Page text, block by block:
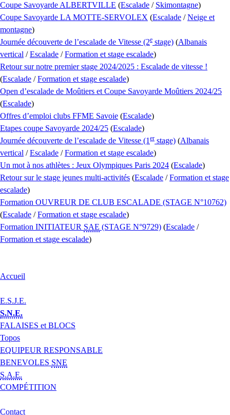
Coupe Savoyarde ALBERTVILLE (Escalade / Skimontagne)
Coupe Savoyarde LA MOTTE-SERVOLEX (Escalade /Neige et
montagne)
Journée découverte de l’escalade de Vitesse (2e stage) (Albanais
vertical /Escalade /Formation et stage escalade)
Retour sur notre premier stage 2024/2025 : Escalade de vitesse !
(Escalade /Formation et stage escalade)
Open d’escalade de Moûtiers et Coupe Savoyarde Moûtiers 2024/25
(Escalade)
Offres d’emploi clubs FFME Savoie (Escalade)
Etapes coupe Savoyarde 2024/25 (Escalade)
Journée découverte de l’escalade de Vitesse (1 er stage) (Albanais
vertical /Escalade /Formation et stage escalade)
Un mot à nos athlètes : Jeux Olympiques Paris 2024 (Escalade)
Retour sur le stage jeunes multi-activités (Escalade /Formation et stage
escalade)
Formation OUVREUR DE CLUB ESCALADE (STAGE N°10762)
(Escalade /Formation et stage escalade)
Formation INITIATEUR SAE (STAGE N°9729) (Escalade /
Formation et stage escalade)
Accueil
E.S.J.E.
S.N.E.
FALAISES et BLOCS
Topos
EQUIPEUR RESPONSABLE
BENEVOLES SNE
S.A.E.
COMPÉTITION
Contact